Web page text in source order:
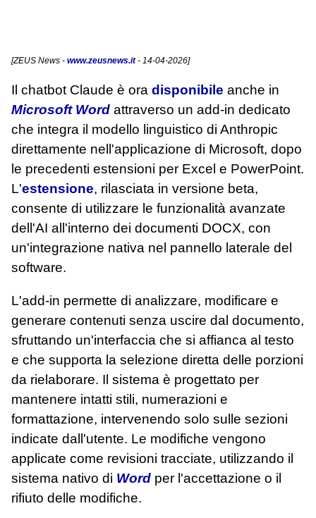
[ZEUS News - www.zeusnews.it- 14-04-2026]
Il chatbot Claude è ora disponibile anche in
Microsoft Word attraverso un add-in dedicato
che integra il modello linguistico di Anthropic
direttamente nell'applicazione di Microsoft, dopo
le precedenti estensioni per Excel e PowerPoint.
L'estensione, rilasciata in versione beta,
consente di utilizzare le funzionalità avanzate
dell'AI all'interno dei documenti DOCX, con
un'integrazione nativa nel pannello laterale del
software.
L'add-in permette di analizzare, modificare e
generare contenuti senza uscire dal documento,
sfruttando un'interfaccia che si affianca al testo
e che supporta la selezione diretta delle porzioni
da rielaborare. Il sistema è progettato per
mantenere intatti stili, numerazioni e
formattazione, intervenendo solo sulle sezioni
indicate dall'utente. Le modifiche vengono
applicate come revisioni tracciate, utilizzando il
sistema nativo di Word per l'accettazione o il
rifiuto delle modifiche.